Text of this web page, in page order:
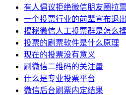
有人倡议拒绝微信朋友圈拉
一个投票行业的前辈宣布退
揭秘微信人工投票群是怎么
投票的刷票软件是什么原理
现在的投票没有意义
刷微信二维码的关注量
什么是专业投票平台
微信后台刷票内定结果